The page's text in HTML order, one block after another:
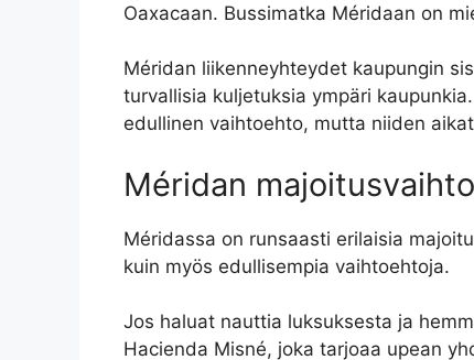
Oaxacaan. Bussimatka Méridaan on
Méridan liikenneyhteydet kaupungin
turvallisia kuljetuksia ympäri
edullinen vaihtoehto, mutta niiden
Méridan
Méridassa on runsaasti erilaisia
kuin myös edullisempia vaihtoehtoja.
Jos haluat nauttia luksuksesta ja
Hacienda Misné, joka tarjoaa upean